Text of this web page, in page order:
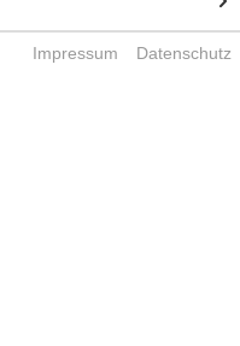
Impressum Datenschutz